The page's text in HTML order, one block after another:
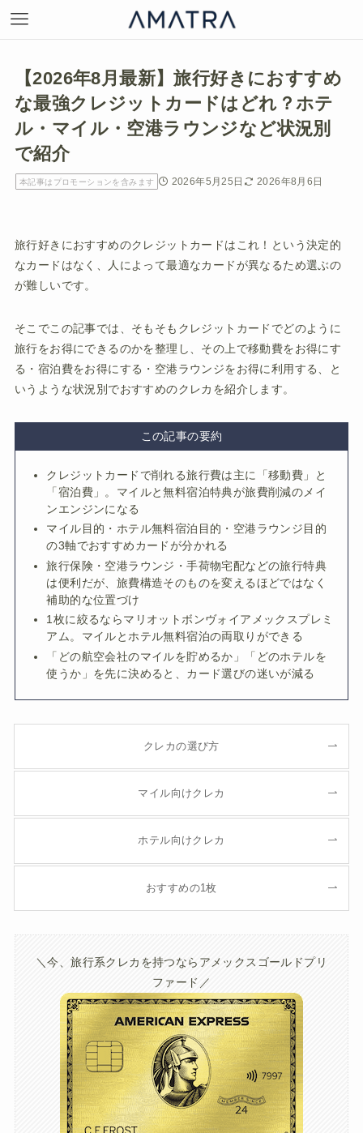
【2026年8月最新】旅行好きにおすすめ
な最強クレジットカードはどれ？ホテ
ル・マイル・空港ラウンジなど状況別
で紹介
本記事はプロモーションを含みます 2026年5月25日 2026年8月6日
旅行好きにおすすめのクレジットカードはこれ！という決定的
なカードはなく、人によって最適なカードが異なるため選ぶの
が難しいです。
そこでこの記事では、そもそもクレジットカードでどのように
旅行をお得にできるのかを整理し、その上で移動費をお得にす
る・宿泊費をお得にする・空港ラウンジをお得に利用する、と
いうような状況別でおすすめのクレカを紹介します。
この記事の要約
クレジットカードで削れる旅行費は主に「移動費」と
「宿泊費」。マイルと無料宿泊特典が旅費削減のメイ
ンエンジンになる
マイル目的・ホテル無料宿泊目的・空港ラウンジ目的
の3軸でおすすめカードが分かれる
旅行保険・空港ラウンジ・手荷物宅配などの旅行特典
は便利だが、旅費構造そのものを変えるほどではなく
補助的な位置づけ
1枚に絞るならマリオットボンヴォイアメックスプレミ
アム。マイルとホテル無料宿泊の両取りができる
「どの航空会社のマイルを貯めるか」「どのホテルを
使うか」を先に決めると、カード選びの迷いが減る
クレカの選び方
マイル向けクレカ
ホテル向けクレカ
おすすめの1枚
＼今、旅行系クレカを持つならアメックスゴールドプリ
ファード／